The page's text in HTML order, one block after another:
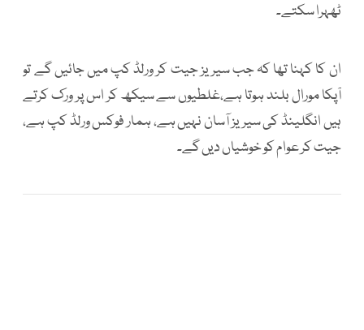
ٹھہرا سکتے۔
ان کا کہنا تھا کہ جب سیریز جیت کر ورلڈ کپ میں جائیں گے تو
آپکا مورال بلند ہوتا ہے،غلطیوں سے سیکھ کر اس پر ورک کرتے
ہیں انگلینڈ کی سیریز آسان نہیں ہے، ہمار فوکس ورلڈ کپ ہے،
جیت کر عوام کو خوشیاں دیں گے۔